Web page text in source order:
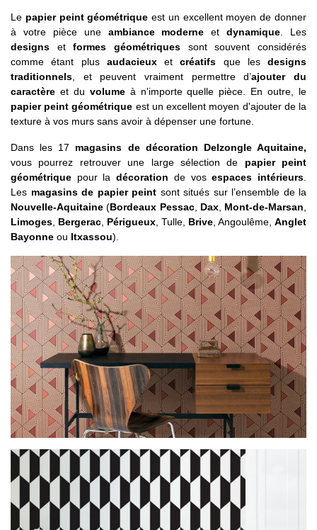
Le papier peint géométriqueest un excellent moyen de donner
à votre pièce une ambiance moderne etdynamique. Les
designs etformes géométriques sont souvent considérés
comme étant plus audacieuxetcréatifs que les designs
traditionnels, et peuvent vraiment permettre d’ajouter du
caractère et du volumeà n'importe quelle pièce. En outre, le
papier peint géométrique est un excellent moyen d'ajouter de la
texture à vos murs sans avoir à dépenser une fortune.
Dans les 17 magasins de décoration Delzongle Aquitaine,
vous pourrez retrouver une large sélection de papier peint
géométrique pour ladécoration de vosespaces intérieurs.
Les magasins de papier peint sont situés sur l’ensemble de la
Nouvelle-Aquitaine (Bordeaux Pessac, Dax, Mont-de-Marsan,
Limoges, Bergerac, Périgueux, Tulle, Brive, Angoulême, Anglet
Bayonne ou Itxassou).